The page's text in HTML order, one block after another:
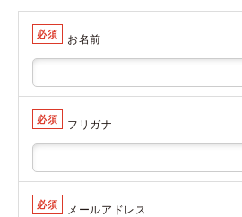
必須 お名前
必須 フリガナ
必須 メールアドレス